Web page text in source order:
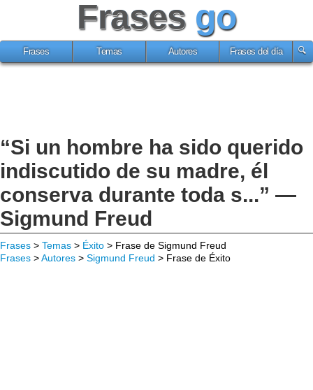
Frases go
Frases Temas Autores Frases del día
“Si un hombre ha sido querido
indiscutido de su madre, él
conserva durante toda s...” —
Sigmund Freud
Frases > Temas > Éxito > Frase de Sigmund Freud
Frases >Autores > Sigmund Freud > Frase de Éxito